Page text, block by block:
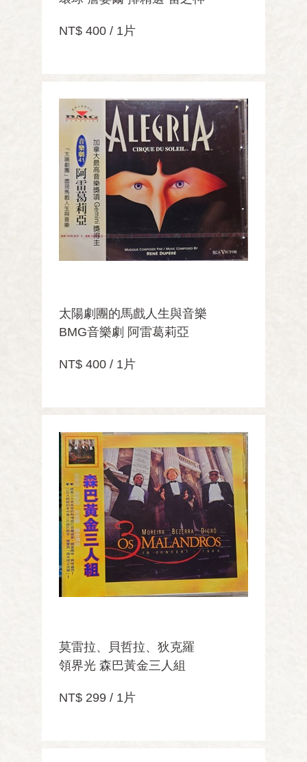
NT$ 400 / 1片
太陽劇團的馬戲人生與音樂
BMG音樂劇 阿雷葛莉亞
NT$ 400 / 1片
莫雷拉、貝哲拉、狄克羅
領界光 森巴黃金三人組
NT$ 299 / 1片